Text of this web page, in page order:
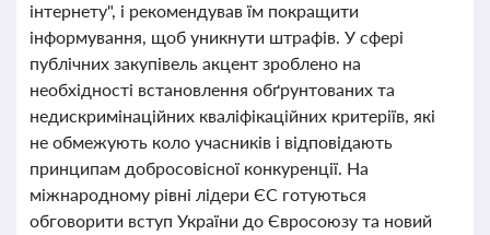
інтернету", і рекомендував їм покращити
інформування, щоб уникнути штрафів. У сфері
публічних закупівель акцент зроблено на
необхідності встановлення обґрунтованих та
недискримінаційних кваліфікаційних критеріїв, які
не обмежують коло учасників і відповідають
принципам добросовісної конкуренції. На
міжнародному рівні лідери ЄС готуються
обговорити вступ України до Євросоюзу та новий